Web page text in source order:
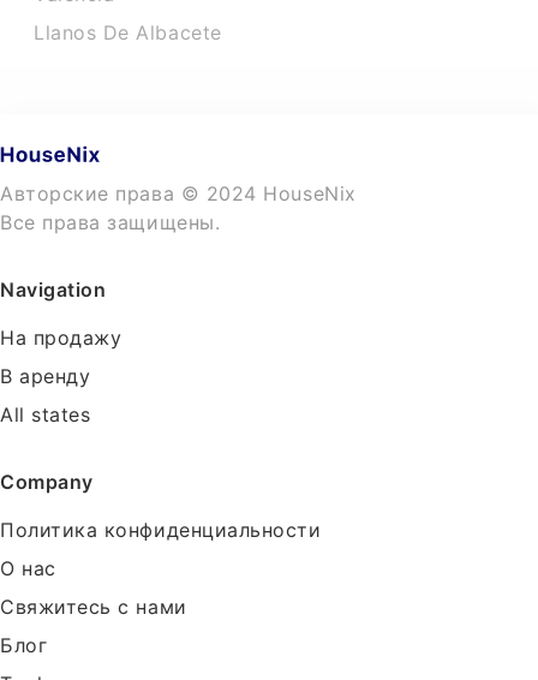
Llanos De Albacete
Авторские права © 2024 HouseNix
Все права защищены.
Navigation
На продажу
В аренду
All states
Company
Политика конфиденциальности
О нас
Свяжитесь с нами
Блог